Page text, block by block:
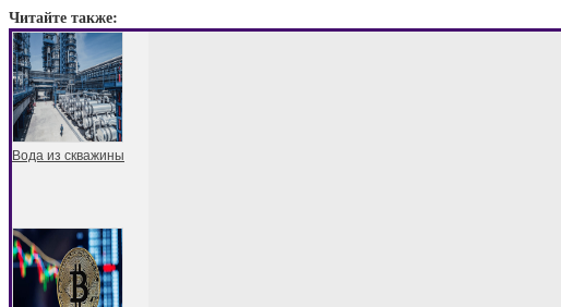
Читайте также:
Вода из скважины